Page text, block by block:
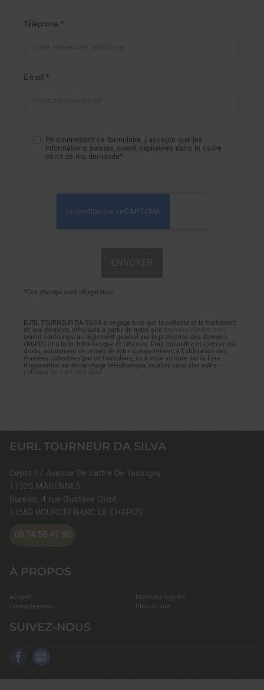
Téléphone *
E-mail *
En soumettant ce formulaire, j'accepte que les
informations saisies soient exploitées dans le cadre
strict de ma demande*
*Ces champs sont obligatoires
EURL TOURNEUR DA SILVA s'engage à ce que la collecte et le traitement
de vos données, effectués à partir de notre site
soient conformes au règlement général sur la protection des données
(RGPD) et à la loi Informatique et Libertés. Pour connaître et exercer vos
droits, notamment de retrait de votre consentement à l'utilisation des
données collectées par ce formulaire, ou à vous inscrire sur la liste
d'opposition au démarchage téléphonique, veuillez consulter notre
EURL TOURNEUR DA SILVA
Dépôt:17 Avenue De Lattre De Tassigny
17320 MARENNES
Bureau: 4 rue Gustave Oriot,
17560 BOURCEFRANC LE CHAPUS
09 74 56 47 80
À PROPOS
Accueil
Contactez-nous
Mentions légales
Plan du site
SUIVEZ-NOUS